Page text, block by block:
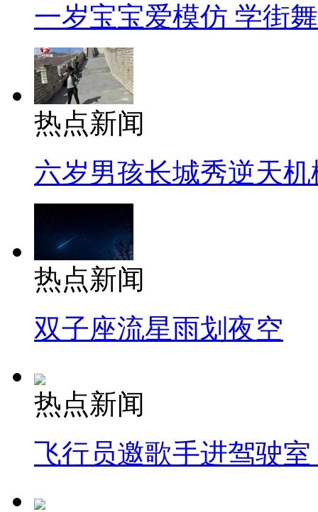
一岁宝宝爱模仿 学街
热点新闻
六岁男孩长城秀逆天机
热点新闻
双子座流星雨划夜空
热点新闻
飞行员邀歌手进驾驶